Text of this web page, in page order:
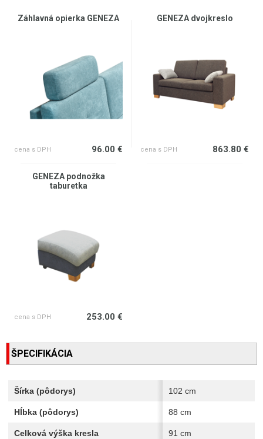
Záhlavná opierka GENEZA
cena s DPH 96.00 €
GENEZA dvojkreslo
cena s DPH 863.80 €
GENEZA podnožka
taburetka
cena s DPH 253.00 €
ŠPECIFIKÁCIA
Šírka (pôdorys) 102 cm
Hĺbka (pôdorys) 88 cm
Celková výška kresla 91 cm